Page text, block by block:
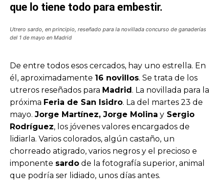
que lo tiene todo para embestir.
Utrero sardo, en principio, reseñado para la novillada concurso de ganaderías
del 1 de mayo en Madrid
De entre todos esos cercados, hay uno estrella. En
él, aproximadamente 16 novillos. Se trata de los
utreros reseñados para Madrid. La novillada para la
próxima Feria de San Isidro. La del martes 23 de
mayo. Jorge Martínez, Jorge Molina y Sergio
Rodríguez, los jóvenes valores encargados de
lidiarla. Varios colorados, algún castaño, un
chorreado atigrado, varios negros y el precioso e
imponente sardo de la fotografía superior, animal
que podría ser lidiado, unos días antes.